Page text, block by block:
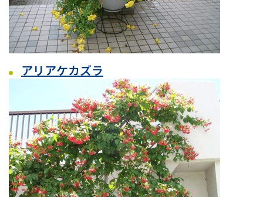
アリアケカズラ